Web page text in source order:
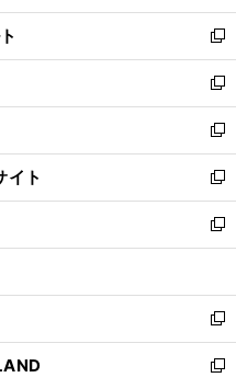
開
く
ウ
で
開
く
ン
ド
ウ
で
開
く
ウ
ィ
ン
ド
ウ
で
開
く
新
し
い
ウ
ィ
ン
ド
ウ
で
開
新
し
い
ウ
ィ
ン
ド
ウ
開
く
新
し
い
ウ
ィ
ン
ウ
で
開
く
イト
新
し
い
ウ
ン
ド
ウ
で
新
し
ウ
ィ
ン
ド
新
し
い
新